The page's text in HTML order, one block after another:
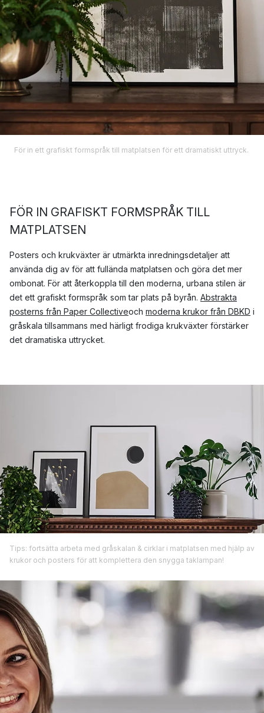
För in ett grafiskt formspråk till matplatsen för ett dramatiskt uttryck.
FÖR IN GRAFISKT FORMSPRÅK TILL
MATPLATSEN
Posters och krukväxter är utmärkta inredningsdetaljer att
använda dig av för att fullända matplatsen och göra det mer
ombonat. För att återkoppla till den moderna, urbana stilen är
det ett grafiskt formspråk som tar plats på byrån. Abstrakta
posterns från Paper Collectiveoch moderna krukor från DBKD i
gråskala tillsammans med härligt frodiga krukväxter förstärker
det dramatiska uttrycket.
Tips: fortsätta arbeta med gråskalan & cirklar i matplatsen med hjälp av
krukor och posters för att komplettera den snygga taklampan!